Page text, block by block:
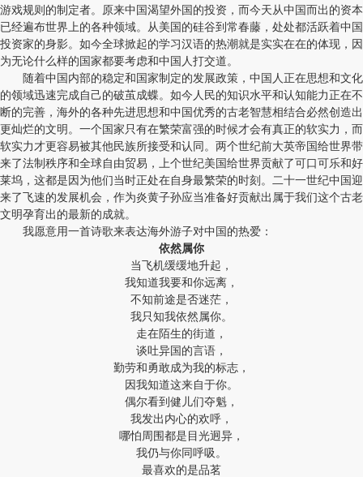
游戏规则的制定者。原来中国渴望外国的投资，而今天从中国而出的资本
已经遍布世界上的各种领域。从美国的硅谷到常春藤，处处都活跃着中国
投资家的身影。如今全球掀起的学习汉语的热潮就是实实在在的体现，因
为无论什么样的国家都要考虑和中国人打交道。
随着中国内部的稳定和国家制定的发展政策，中国人正在思想和文化
的领域迅速完成自己的破茧成蝶。如今人民的知识水平和认知能力正在不
断的完善，海外的各种先进思想和中国优秀的古老智慧相结合必然创造出
更灿烂的文明。一个国家只有在繁荣富强的时候才会有真正的软实力，而
软实力才更容易被其他民族所接受和认同。两个世纪前大英帝国给世界带
来了法制秩序和全球自由贸易，上个世纪美国给世界贡献了可口可乐和好
莱坞，这都是因为他们当时正处在自身最繁荣的时刻。二十一世纪中国迎
来了飞速的发展机会，作为炎黄子孙应当准备好贡献出属于我们这个古老
文明孕育出的最新的成就。
我愿意用一首诗歌来表达海外游子对中国的热爱：
依然属你
当飞机缓缓地升起，
我知道我要和你远离，
不知前途是否迷茫，
我只知我依然属你。
走在陌生的街道，
谈吐异国的言语，
勤劳和勇敢成为我的标志，
因我知道这来自于你。
偶尔看到健儿们夺魁，
我发出内心的欢呼，
哪怕周围都是目光迥异，
我仍与你同呼吸。
最喜欢的是品茗